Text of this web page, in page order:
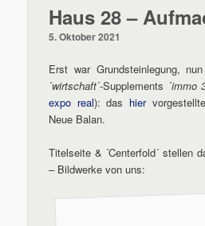
Haus 28 –
5. Oktober 2021
Erst war Grundsteinlegung,
´wirtschaft´-Supplements ´immo
expo real): das hier
Neue Balan.
Titelseite & ´Centerfold´ stellen
– Bildwerke von uns: